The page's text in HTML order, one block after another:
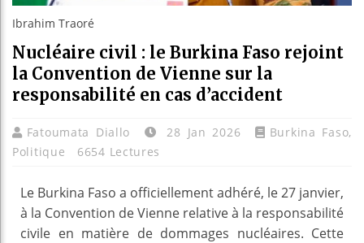
Ibrahim Traoré
Nucléaire civil : le Burkina Faso rejoint
la Convention de Vienne sur la
responsabilité en cas d’accident
Fatoumata Diallo 28 Jan 2026 Burkina Faso,
Politique
6654 Lectures
Le Burkina Faso a officiellement adhéré, le 27 janvier,
à la Convention de Vienne relative à la responsabilité
civile en matière de dommages nucléaires. Cette